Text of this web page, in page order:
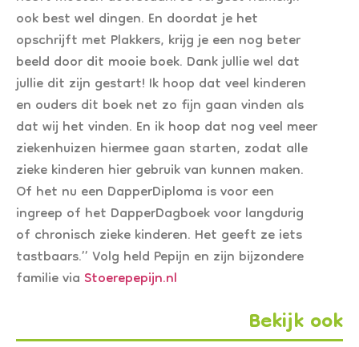
ook best wel dingen. En doordat je het
opschrijft met Plakkers, krijg je een nog beter
beeld door dit mooie boek. Dank jullie wel dat
jullie dit zijn gestart! Ik hoop dat veel kinderen
en ouders dit boek net zo fijn gaan vinden als
dat wij het vinden. En ik hoop dat nog veel meer
ziekenhuizen hiermee gaan starten, zodat alle
zieke kinderen hier gebruik van kunnen maken.
Of het nu een DapperDiploma is voor een
ingreep of het DapperDagboek voor langdurig
of chronisch zieke kinderen. Het geeft ze iets
tastbaars.’’ Volg held Pepijn en zijn bijzondere
familie viaStoerepepijn.nl
Bekijk ook